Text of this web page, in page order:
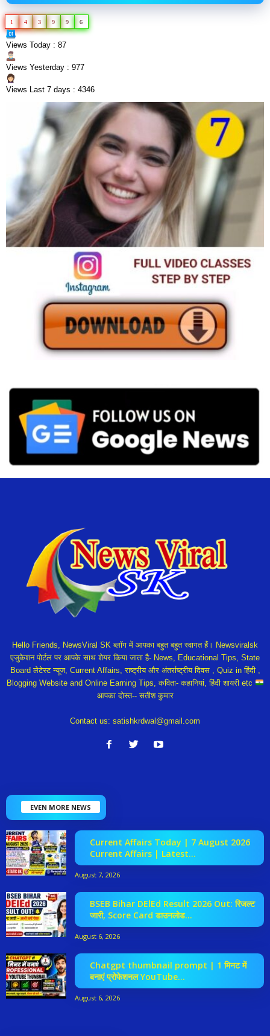
1 4 3 9 9 6
Views Today : 87
Views Yesterday : 977
Views Last 7 days : 4346
Hello Friends, NewsViral SK ब्लॉग में आपका बहुत बहुत स्वागत हैं। Newsviralsk
एजुकेशन पोर्टल पर आपके साथ शेयर किया जाता है- News, Educational Tips, State
Board लेटेस्ट न्यूज, Current Affairs, राष्ट्रीय और अंतर्राष्ट्रीय दिवस , Quiz in हिंदी ,
Blogging Website and Online Earning Tips, कविता- कहानियां, हिंदी शायरी etc
आपका दोस्त-- सतीश कुमार
Contact us: satishkrdwal@gmail.com
EVEN MORE NEWS
Current Affairs Today | 7 August 2026
Current Affairs | Latest...
August 7, 2026
BSEB Bihar DElEd Result 2026 Out: रिजल्ट
जारी, Score Card डाउनलोड...
August 6, 2026
Chatgpt thumbnail prompt | 1 मिनट में
बनाएं प्रोफेशनल YouTube...
August 6, 2026